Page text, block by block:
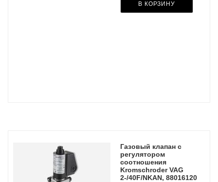
В КОРЗИНУ
Газовый клапан с
регулятором
соотношения
Kromschroder VAG
2-/40F/NKAN, 88016120